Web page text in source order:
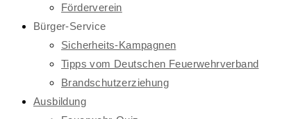
Förderverein
Bürger-Service
Sicherheits-Kampagnen
Tipps vom Deutschen Feuerwehrverband
Brandschutzerziehung
Ausbildung